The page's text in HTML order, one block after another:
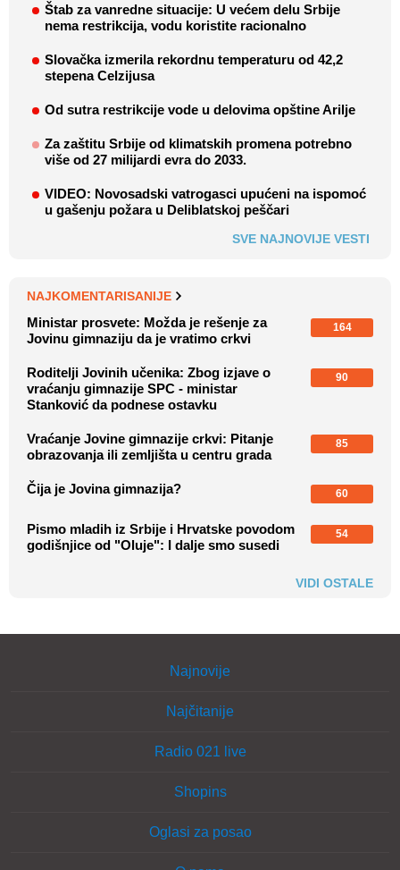
Štab za vanredne situacije: U većem delu Srbije
nema restrikcija, vodu koristite racionalno
Slovačka izmerila rekordnu temperaturu od 42,2
stepena Celzijusa
Od sutra restrikcije vode u delovima opštine Arilje
Za zaštitu Srbije od klimatskih promena potrebno
više od 27 milijardi evra do 2033.
VIDEO: Novosadski vatrogasci upućeni na ispomoć
u gašenju požara u Deliblatskoj peščari
SVE NAJNOVIJE VESTI
NAJKOMENTARISANIJE
Ministar prosvete: Možda je rešenje za
Jovinu gimnaziju da je vratimo crkvi
164
Roditelji Jovinih učenika: Zbog izjave o
vraćanju gimnazije SPC - ministar
Stanković da podnese ostavku
90
Vraćanje Jovine gimnazije crkvi: Pitanje
obrazovanja ili zemljišta u centru grada
85
Čija je Jovina gimnazija? 60
Pismo mladih iz Srbije i Hrvatske povodom
godišnjice od "Oluje": I dalje smo susedi
54
VIDI OSTALE
Najnovije
Najčitanije
Radio 021 live
Shopins
Oglasi za posao